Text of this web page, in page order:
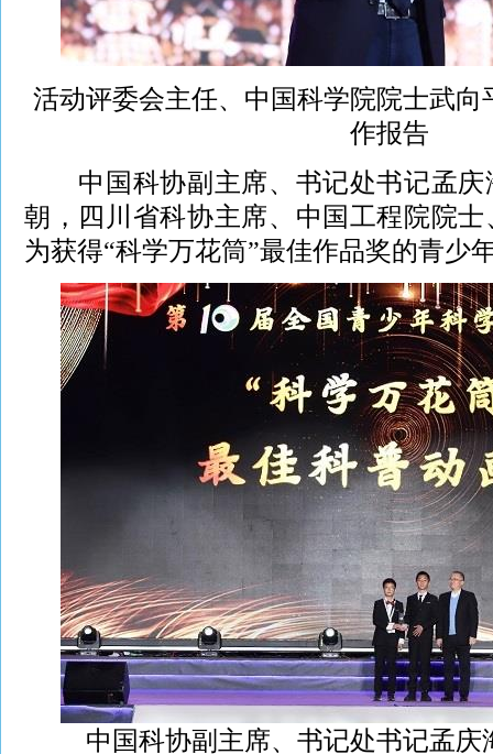
活动评委会主任、中国科学院院士武
作报告
中国科协副主席、书记处书记孟庆
朝，四川省科协主席、中国工程院院
为获得“科学万花筒”最佳作品奖的青少
中国科协副主席、书记处书记孟庆